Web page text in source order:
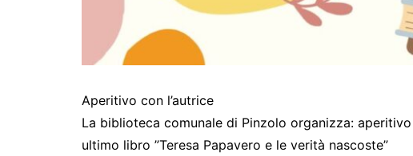
Aperitivo con l’autrice
La biblioteca comunale di Pinzolo organizza:
ultimo libro ”Teresa Papavero e le verità nascoste”